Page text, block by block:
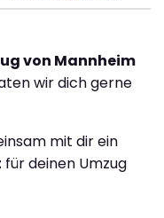
von Mannheim
wir dich gerne
mit dir ein
für deinen Umzug